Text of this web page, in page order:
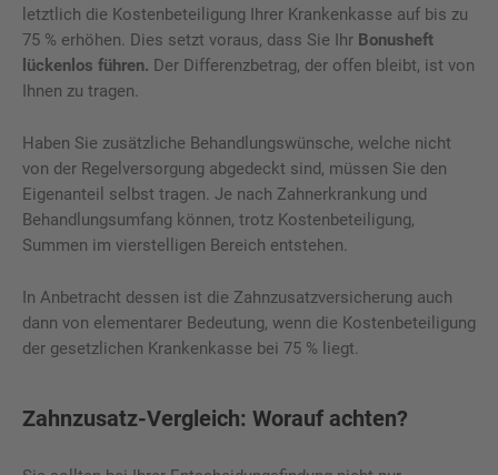
letztlich die Kostenbeteiligung Ihrer Krankenkasse auf bis zu
75 % erhöhen. Dies setzt voraus, dass Sie Ihr Bonusheft
lückenlos führen. Der Differenzbetrag, der offen bleibt, ist von
Ihnen zu tragen.
Haben Sie zusätzliche Behandlungswünsche, welche nicht
von der Regelversorgung abgedeckt sind, müssen Sie den
Eigenanteil selbst tragen. Je nach Zahnerkrankung und
Behandlungsumfang können, trotz Kostenbeteiligung,
Summen im vierstelligen Bereich entstehen.
In Anbetracht dessen ist die Zahnzusatzversicherung auch
dann von elementarer Bedeutung, wenn die Kostenbeteiligung
der gesetzlichen Krankenkasse bei 75 % liegt.
Zahnzusatz-Vergleich: Worauf achten?